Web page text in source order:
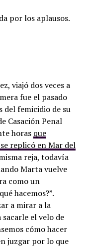
por los aplausos.
viajó dos veces a
fue el pasado
del femicidio de su
Casación Penal
horas que
replicó en Mar del
reja, todavía
Marta vuelve
como un
hacemos?”.
a mirar a la
el velo de
cómo hacer
juzgar por lo que